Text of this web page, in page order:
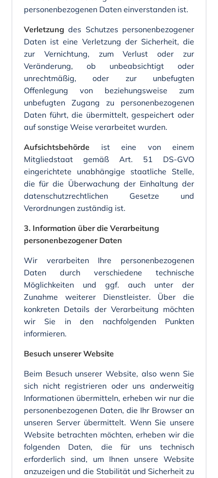
personenbezogenen Daten einverstanden ist.
Verletzung des Schutzes personenbezogener
Daten ist eine Verletzung der Sicherheit, die
zur Vernichtung, zum Verlust oder zur
Veränderung, ob unbeabsichtigt oder
unrechtmäßig, oder zur unbefugten
Offenlegung von beziehungsweise zum
unbefugten Zugang zu personenbezogenen
Daten führt, die übermittelt, gespeichert oder
auf sonstige Weise verarbeitet wurden.
Aufsichtsbehörde ist eine von einem
Mitgliedstaat gemäß Art. 51 DS-GVO
eingerichtete unabhängige staatliche Stelle,
die für die Überwachung der Einhaltung der
datenschutzrechtlichen Gesetze und
Verordnungen zuständig ist.
3. Information über die Verarbeitung
personenbezogener Daten
Wir verarbeiten Ihre personenbezogenen
Daten durch verschiedene technische
Möglichkeiten und ggf. auch unter der
Zunahme weiterer Dienstleister. Über die
konkreten Details der Verarbeitung möchten
wir Sie in den nachfolgenden Punkten
informieren.
Besuch unserer Website
Beim Besuch unserer Website, also wenn Sie
sich nicht registrieren oder uns anderweitig
Informationen übermitteln, erheben wir nur die
personenbezogenen Daten, die Ihr Browser an
unseren Server übermittelt. Wenn Sie unsere
Website betrachten möchten, erheben wir die
folgenden Daten, die für uns technisch
erforderlich sind, um Ihnen unsere Website
anzuzeigen und die Stabilität und Sicherheit zu